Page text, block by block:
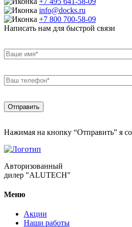
info@docks.ru
+7 800 700-58-09
Написать нам для быстрой связи
Нажимая на кнопку “Отправить” я
Авторизованный
дилер "ALUTECH"
Меню
Акции
Наши работы